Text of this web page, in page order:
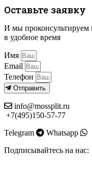
Оставьте заявку
И мы проконсультируем
в удобное время
Имя
Email
Телефон
Отправить
info@mossplit.ru
+7(495)150-57-77
Telegram
Whatsapp
Подписывайтесь на нас: